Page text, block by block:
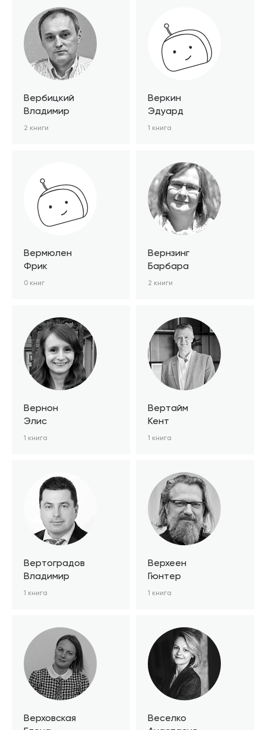
Вербицкий
Владимир
2 книги
Веркин
Эдуард
1 книга
Вермюлен
Фрик
0 книг
Вернзинг
Барбара
2 книги
Вернон
Элис
1 книга
Вертайм
Кент
1 книга
Вертоградов
Владимир
1 книга
Верхеен
Гюнтер
1 книга
Верховская
Веселко